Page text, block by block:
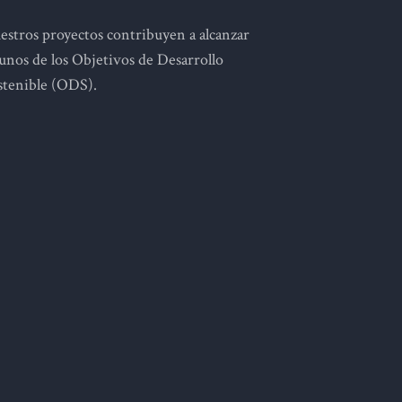
proyectos contribuyen a alcanzar
de los Objetivos de Desarrollo
(ODS).